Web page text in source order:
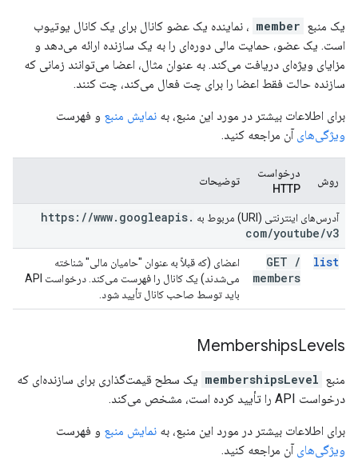
یک منبع member ، نماینده یک عضو کانال برای یک کانال یوتیوب
است. یک عضو، حمایت مالی دوره‌ای را به یک سازنده ارائه می‌دهد و
مزایای ویژه‌ای دریافت می‌کند. به عنوان مثال، اعضا می‌توانند زمانی که
سازنده حالت فقط اعضا را برای چت فعال می‌کند، چت کنند.
برای اطلاعات بیشتر در مورد این منبع، به نمایش منبع و فهرست
ویژگی‌های آن مراجعه کنید.
روش
درخواست
HTTP
توضیحات
آدرس‌های اینترنتی (URI) مربوط به https: //www. googleapis.
com/youtube/v3
list
GET /
members
اعضای (که قبلاً به عنوان "حامیان مالی" شناخته
می‌شدند) یک کانال را فهرست می‌کند. درخواست API
باید توسط صاحب کانال تأیید شود.
MembershipsLevels
منبع membershipsLevel یک سطح قیمت‌گذاری برای سازنده‌ای که
درخواست API را تأیید کرده است، مشخص می‌کند.
برای اطلاعات بیشتر در مورد این منبع، به نمایش منبع و فهرست
ویژگی‌های آن مراجعه کنید.